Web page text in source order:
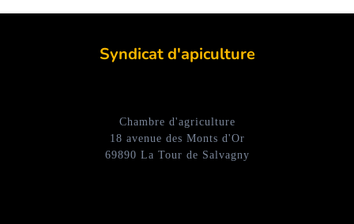
Syndicat d'apiculture
Chambre d'agriculture
18 avenue des Monts d'Or
69890 La Tour de Salvagny